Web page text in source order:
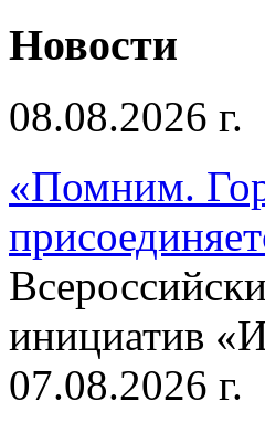
Новости
08.08.2026 г.
«Помним.
инициатив
07.08.2026 г.